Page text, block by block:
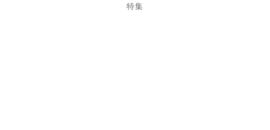
特集